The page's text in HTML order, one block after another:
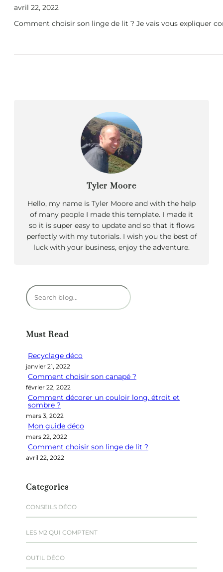
avril 22, 2022
Comment choisir son linge de lit ? Je vais vous expliquer
Tyler Moore
Hello, my name is Tyler Moore and with the help
of many people I made this template. I made it
so it is super easy to update and so that it flows
perfectly with my tutorials. I wish you the best of
luck with your business, enjoy the adventure.
R
e
e
c
h
e
Must Read
Recyclage déco
janvier 21, 2022
Comment choisir son canapé ?
février 22, 2022
Comment décorer un couloir long, étroit et
sombre ?
mars 3, 2022
Mon guide déco
mars 22, 2022
Comment choisir son linge de lit ?
avril 22, 2022
Categories
CONSEILS DÉCO
LES M2 QUI COMPTENT
OUTIL DÉCO